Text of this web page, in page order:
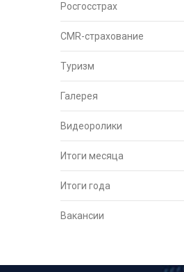
Росгосстрах
CMR-страхование
Туризм
Галерея
Видеоролики
Итоги месяца
Итоги года
Вакансии